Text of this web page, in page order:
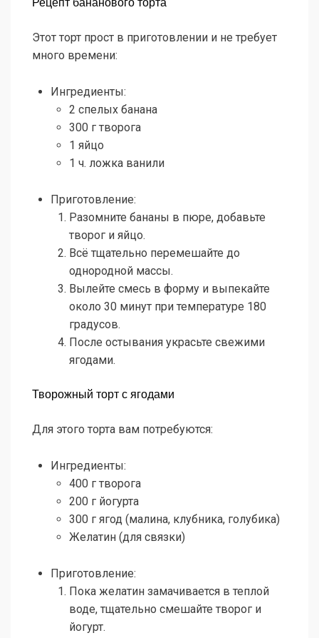
Рецепт бананового торта
Этот торт прост в приготовлении и не требует
много времени:
Ингредиенты:
2 спелых банана
300 г творога
1 яйцо
1 ч. ложка ванили
Приготовление:
Разомните бананы в пюре, добавьте
творог и яйцо.
Всё тщательно перемешайте до
однородной массы.
Вылейте смесь в форму и выпекайте
около 30 минут при температуре 180
градусов.
После остывания украсьте свежими
ягодами.
Творожный торт с ягодами
Для этого торта вам потребуются:
Ингредиенты:
400 г творога
200 г йогурта
300 г ягод (малина, клубника, голубика)
Желатин (для связки)
Приготовление:
Пока желатин замачивается в теплой
воде, тщательно смешайте творог и
йогурт.